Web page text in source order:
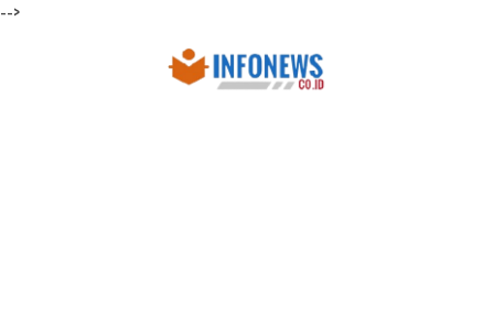
-->